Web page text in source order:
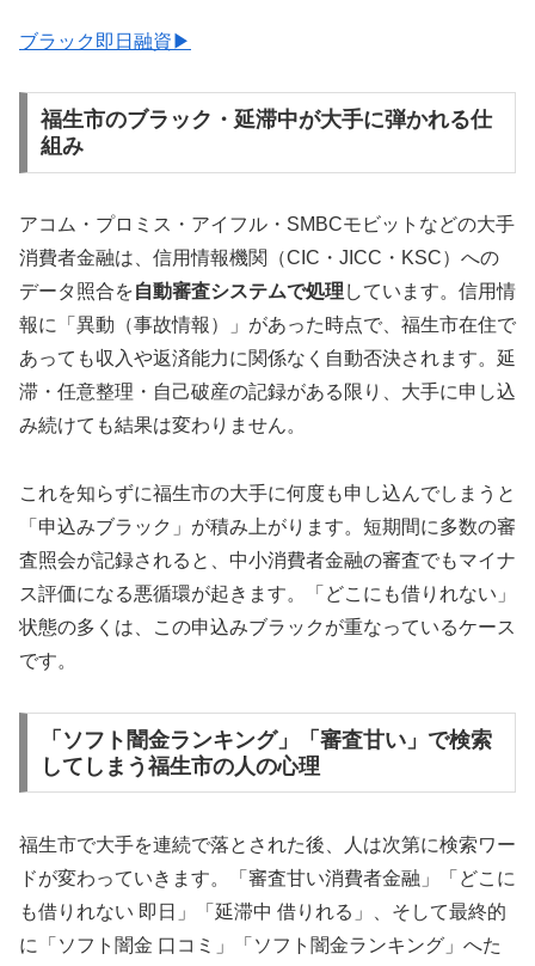
ブラック即日融資▶
福生市のブラック・延滞中が大手に弾かれる仕
組み
アコム・プロミス・アイフル・SMBCモビットなどの大手
消費者金融は、信用情報機関（CIC・JICC・KSC）への
データ照合を自動審査システムで処理 しています。信用情
報に「異動（事故情報）」があった時点で、福生市在住で
あっても収入や返済能力に関係なく自動否決されます。延
滞・任意整理・自己破産の記録がある限り、大手に申し込
み続けても結果は変わりません。
これを知らずに福生市の大手に何度も申し込んでしまうと
「申込みブラック」が積み上がります。短期間に多数の審
査照会が記録されると、中小消費者金融の審査でもマイナ
ス評価になる悪循環が起きます。「どこにも借りれない」
状態の多くは、この申込みブラックが重なっているケース
です。
「ソフト闇金ランキング」「審査甘い」で検索
してしまう福生市の人の心理
福生市で大手を連続で落とされた後、人は次第に検索ワー
ドが変わっていきます。「審査甘い消費者金融」「どこに
も借りれない 即日」「延滞中 借りれる」、そして最終的
に「ソフト闇金 口コミ」「ソフト闇金ランキング」へた